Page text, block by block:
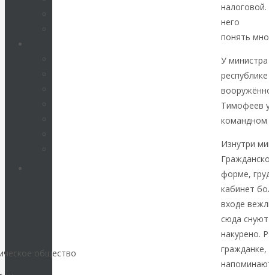
общество
него
понять
У
Тимофеев
командном
Изнутри
форме,
кабинет
входе
сюда
накурено.